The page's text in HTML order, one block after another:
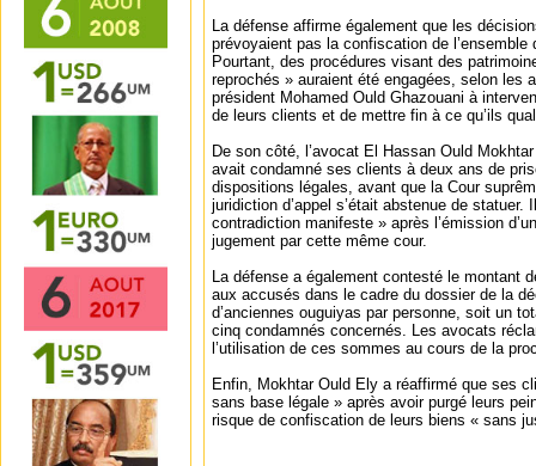
La défense affirme également que les
prévoyaient pas la confiscation de
Pourtant, des procédures visant des
reprochés » auraient été engagées, selon les
président Mohamed Ould Ghazouani à
de leurs clients et de mettre fin à ce qu’ils
De son côté, l’avocat El Hassan Ould
avait condamné ses clients à deux ans de
dispositions légales, avant que la Cour
juridiction d’appel s’était abstenue de statuer.
contradiction manifeste » après l’émission
jugement par cette même cour.
La défense a également contesté le montant
aux accusés dans le cadre du dossier de la
d’anciennes ouguiyas par personne, soit un
cinq condamnés concernés. Les avocats
l’utilisation de ces sommes au cours de la
Enfin, Mokhtar Ould Ely a réaffirmé que ses
sans base légale » après avoir purgé leurs
risque de confiscation de leurs biens « sans